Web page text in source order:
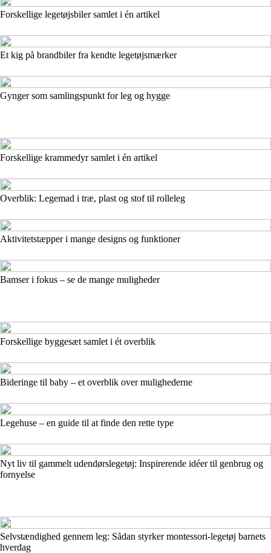
Forskellige legetøjsbiler samlet i én artikel
Et kig på brandbiler fra kendte legetøjsmærker
Gynger som samlingspunkt for leg og hygge
Forskellige krammedyr samlet i én artikel
Overblik: Legemad i træ, plast og stof til rolleleg
Aktivitetstæpper i mange designs og funktioner
Bamser i fokus – se de mange muligheder
Forskellige byggesæt samlet i ét overblik
Bideringe til baby – et overblik over mulighederne
Legehuse – en guide til at finde den rette type
Nyt liv til gammelt udendørslegetøj: Inspirerende idéer til genbrug og
fornyelse
Selvstændighed gennem leg: Sådan styrker montessori-legetøj barnets
hverdag